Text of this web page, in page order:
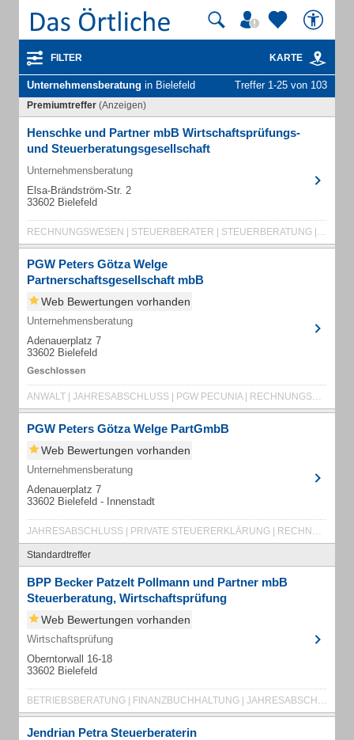
FILTER KARTE
Unternehmensberatung in Bielefeld Treffer 1-25 von 103
Premiumtreffer (Anzeigen)
Henschke und Partner mbB Wirtschaftsprüfungs-
und Steuerberatungsgesellschaft
Unternehmensberatung
Elsa-Brändström-Str. 2
33602 Bielefeld
RECHNUNGSWESEN | STEUERBERATER | STEUERBERATUNG | STEUERBERATUNGSGESELLSCHAFT
PGW Peters Götza Welge
Partnerschaftsgesellschaft mbB
Web Bewertungen vorhanden
Unternehmensberatung
Adenauerplatz 7
33602 Bielefeld
ANWALT | JAHRESABSCHLUSS | PGW PECUNIA | RECHNUNGSWESEN | RECHTSANWALT | STEUERBERATER
PGW Peters Götza Welge PartGmbB
Web Bewertungen vorhanden
Unternehmensberatung
Adenauerplatz 7
33602 Bielefeld - Innenstadt
JAHRESABSCHLUSS | PRIVATE STEUERERKLÄRUNG | RECHNUNGSWESEN | RECHTSBERATUNG
Standardtreffer
BPP Becker Patzelt Pollmann und Partner mbB
Steuerberatung, Wirtschaftsprüfung
Web Bewertungen vorhanden
Wirtschaftsprüfung
Oberntorwall 16-18
33602 Bielefeld
BETRIEBSBERATUNG | FINANZBUCHHALTUNG | JAHRESABSCHLUSS | LOHNBUCHHALTUNG
Jendrian Petra Steuerberaterin